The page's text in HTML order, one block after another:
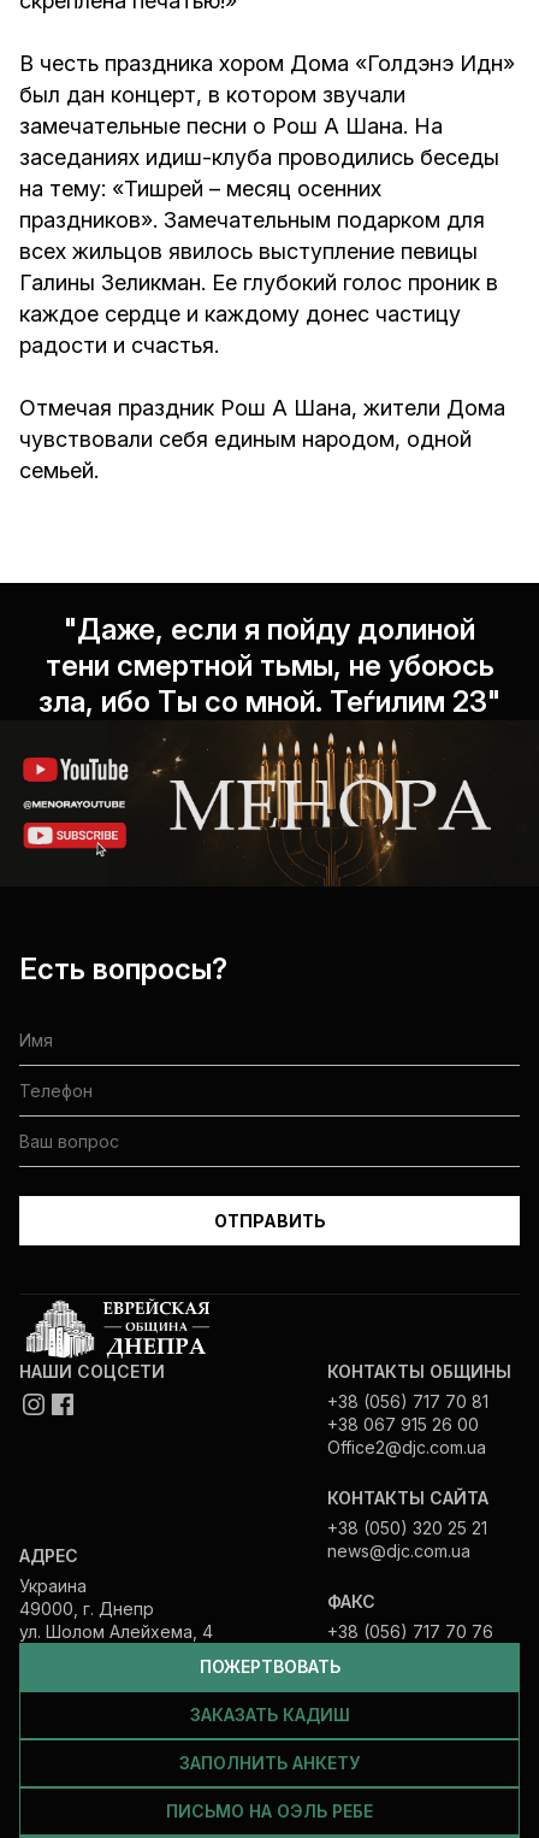
В честь праздника хором Дома «Голдэнэ Идн»
был дан концерт, в котором звучали
замечательные песни о Рош А Шана. На
заседаниях идиш-клуба проводились беседы
на тему: «Тишрей – месяц осенних
праздников». Замечательным подарком для
всех жильцов явилось выступление певицы
Галины Зеликман. Ее глубокий голос проник в
каждое сердце и каждому донес частицу
радости и счастья.
Отмечая праздник Рош А Шана, жители Дома
чувствовали себя единым народом, одной
семьей.
"Даже, если я пойду долиной
тени смертной тьмы, не убоюсь
зла, ибо Ты со мной. Теѓилим 23"
Есть вопросы?
ПОЖЕРТВОВАТЬ
ЗАКАЗАТЬ КАДИШ
ЗАПОЛНИТЬ АНКЕТУ
ПИСЬМО НА ОЭЛЬ РЕБЕ
НАШИ СОЦСЕТИ
АДРЕС
Украина
49000, г. Днепр
ул. Шолом Алейхема, 4
КОНТАКТЫ ОБЩИНЫ
+38 (056) 717 70 81
+38 067 915 26 00
Office2@djc.com.ua
КОНТАКТЫ САЙТА
+38 (050) 320 25 21
news@djc.com.ua
ФАКС
+38 (056) 717 70 76